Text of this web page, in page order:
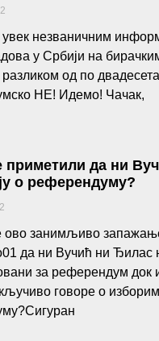
незваничним
у Србији на
од по
НЕ! Идемо! Чачак,
приметили да ни
о референдуму?
ово занимљиво
да ни Вучић ни Ђилас
за референдум док
говоре о